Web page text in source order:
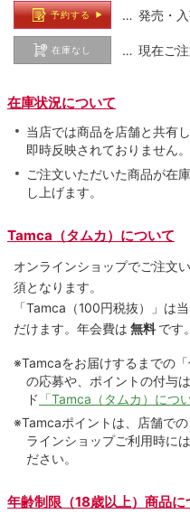
予約する … 発売・入
在庫なし … 現在ご注
在庫状況について
当店では商品を店舗と共有
即時反映されておりません。
ご注文いただいた商品が在
し上げます。
Tamca（タムカ）について
オンラインショップでご注⽂
須となります。
「Tamca （100円税抜）
」は
だけます。 年会費は 無料 です。
※Tamcaをお届けするまでの
の応募や、ポイントの付与
ド 「Tamca（タムカ）につ
※Tamcaポイントは、店舗で
ラインショップご利用時に
ださい。
年齢制限（18歳以上）商品に